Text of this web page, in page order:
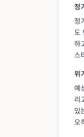
정
정
도
하
스
위
예
리
있
오